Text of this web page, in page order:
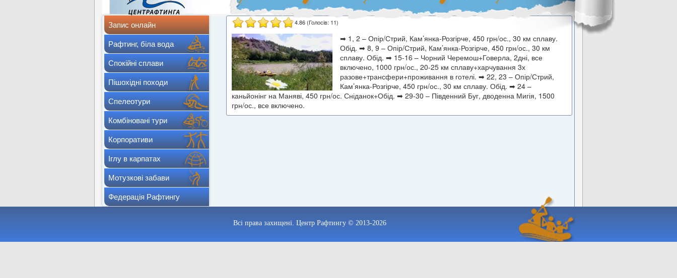
Запис онлайн
Рафтинг, біла вода
Спокійні сплави
Пішохідні походи
Спелеотури
Комбіновані тури
Корпоративи
Іглу в карпатах
Мотузкові забави
Федерація Рафтингу
4.86(Голосів: 11)
➡1, 2 – Опір/Стрий, Кам’янка-Розгірче, 450 грн/ос., 30 км сплаву.
Обід. ➡8, 9 – Опір/Стрий, Кам’янка-Розгірче, 450 грн/ос., 30 км
сплаву. Обід. ➡15-16 – Чорний Черемош+Говерла, 2дні, все
включено, 1000 грн/ос., 20-25 км сплаву+харчування 3х
разове+трансфери+проживання в готелі. ➡22, 23 – Опір/Стрий,
Кам’янка-Розгірче, 450 грн/ос., 30 км сплаву. Обід. ➡24 –
каньйонінг на Маняві, 450 грн/ос. Сніданок+Обід. ➡29-30 – Південний Буг, дводенна Мигія, 1500
грн/ос., все включено.
Всі права захищені. Центр Рафтингу © 2013-2026